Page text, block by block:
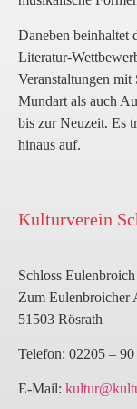
in der
die
nicht
wieder
Ihre
Wir
Daneben beinhaltet
Literatur-
Veranstaltungen
Mundart als auch
bis zur Neuzeit. Es
hinaus auf.
Kulturverein
Schloss Eulenbroich
Zum Eulenbroicher
51503 Rösrath
Telefon: 02205 –
E-Mail: